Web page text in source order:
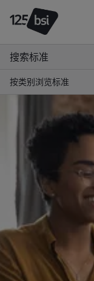
搜索标准
按类别浏览标准